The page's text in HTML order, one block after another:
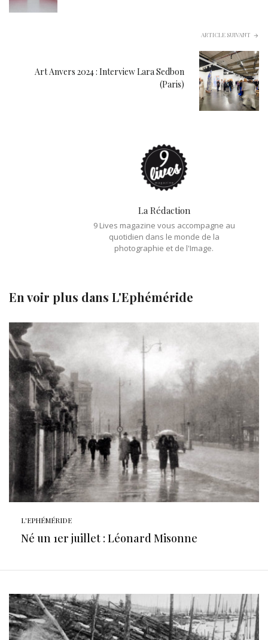
ARTICLE SUIVANT
Art Anvers 2024 : Interview Lara Sedbon
(Paris)
La Rédaction
9 Lives magazine vous accompagne au
quotidien dans le monde de la
photographie et de l'Image.
En voir plus dans L'Ephéméride
L'EPHÉMÉRIDE
Né un 1er juillet : Léonard Misonne